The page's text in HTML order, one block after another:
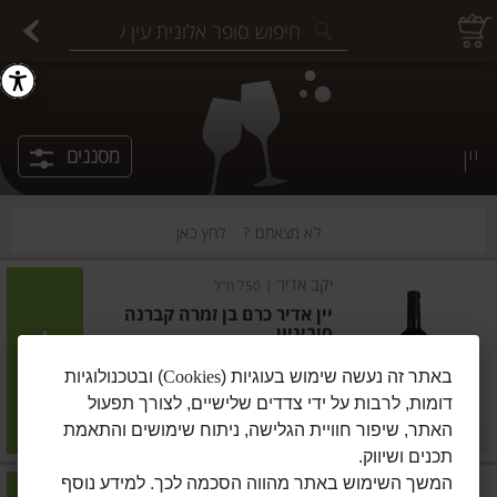
יין מסננים
לא מצאתם ? לחץ כאן
יקב אדיר 750 מ"ל
יין אדיר כרם בן זמרה קברנה
סוביניון
מחיר מחירון ₪89.90
₪11.99 ל-100 מ"ל במבצע!
הוסיפו
יקב אדיר | 750 מ"ל
באתר זה נעשה שימוש בעוגיות (Cookies) ובטכנולוגיות
דומות, לרבות על ידי צדדים שלישיים, לצורך תפעול
האתר, שיפור חוויית הגלישה, ניתוח שימושים והתאמת
תכנים ושיווק.
המשך השימוש באתר מהווה הסכמה לכך. למידע נוסף